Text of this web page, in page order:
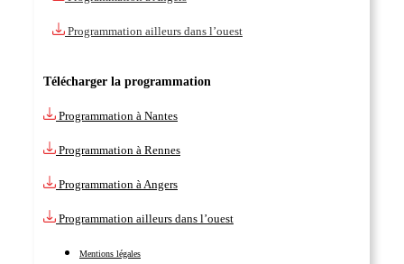
Programmation ailleurs dans l’ouest
Télécharger la programmation
Programmation à Nantes
Programmation à Rennes
Programmation à Angers
Programmation ailleurs dans l’ouest
Mentions légales